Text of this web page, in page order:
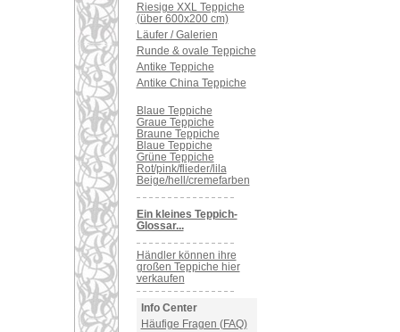
Riesige XXL Teppiche
(über 600x200 cm)
Läufer / Galerien
Runde & ovale Teppiche
Antike Teppiche
Antike China Teppiche
Blaue Teppiche
Graue Teppiche
Braune Teppiche
Blaue Teppiche
Grüne Teppiche
Rot/pink/flieder/lila
Beige/hell/cremefarben
Ein kleines Teppich-
Glossar...
Händler können ihre
großen Teppiche hier
verkaufen
Info Center
Häufige Fragen (FAQ)